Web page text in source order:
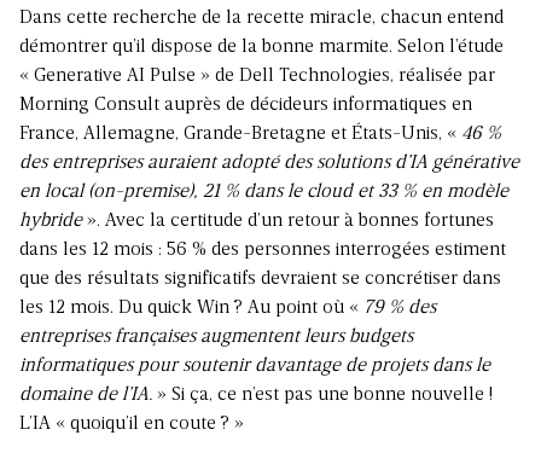
Dans cette recherche de la recette miracle, chacun entend
démontrer qu’il dispose de la bonne marmite. Selon l’étude
« Generative AI Pulse » de Dell Technologies, réalisée par
Morning Consult auprès de décideurs informatiques en
France, Allemagne, Grande-Bretagne et États-Unis, « 46 %
des entreprises auraient adopté des solutions d’IA générative
en local (on-premise), 21 % dans le cloud et 33 % en modèle
hybride». Avec la certitude d’un retour à bonnes fortunes
dans les 12 mois : 56 % des personnes interrogées estiment
que des résultats significatifs devraient se concrétiser dans
les 12 mois. Du quick Win? Au point où « 79 % des
entreprises françaises augmentent leurs budgets
informatiques pour soutenir davantage de projets dans le
domaine de l’IA. » Si ça, ce n’est pas une bonne nouvelle !
L’IA « quoiqu’il en coute ? »